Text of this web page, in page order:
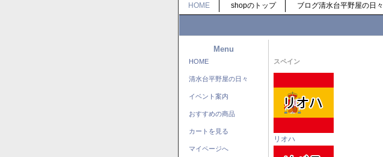
HOME shopのトップ ブログ清水台平野屋の日々
Menu
HOME
清水台平野屋の日々
イベント案内
おすすめの商品
カートを見る
マイページへ
スペイン
リオハ